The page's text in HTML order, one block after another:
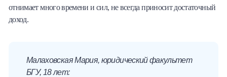
отнимает много времени и сил, не всегда приносит достаточный
доход.
Малаховская Мария, юридический факультет
БГУ, 18 лет: